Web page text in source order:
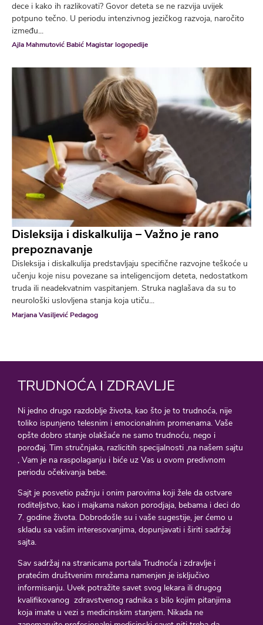
dece i kako ih razlikovati? Govor deteta se ne razvija uvijek
potpuno tečno. U periodu intenzivnog jezičkog razvoja, naročito
između...
Ajla Mahmutović Babić Magistar logopedije
Disleksija i diskalkulija – Važno je rano
prepoznavanje
Disleksija i diskalkulija predstavljaju specifične razvojne teškoće u
učenju koje nisu povezane sa inteligencijom deteta, nedostatkom
truda ili neadekvatnim vaspitanjem. Struka naglašava da su to
neurološki uslovljena stanja koja utiču...
Marjana Vasiljević Pedagog
TRUDNOĆA I ZDRAVLJE
Ni jedno drugo razdoblje života, kao što je to trudnoća, nije
toliko ispunjeno telesnim i emocionalnim promenama. Vaše
opšte dobro stanje olakšaće ne samo trudnoću, nego i
porođaj. Tim stručnjaka, razlicitih specijalnosti ,na našem sajtu
, Vam je na raspolaganju i biće uz Vas u ovom predivnom
periodu očekivanja bebe.
Sajt je posvetio pažnju i onim parovima koji žele da ostvare
roditeljstvo, kao i majkama nakon porodjaja, bebama i deci do
7. godine života. Dobrodošle su i vaše sugestije, jer ćemo u
skladu sa vašim interesovanjima, dopunjavati i širiti sadržaj
sajta.
Sav sadržaj na stranicama portala Trudnoća i zdravlje i
pratećim društvenim mrežama namenjen je isključivo
informisanju. Uvek potražite savet svog lekara ili drugog
kvalifikovanog zdravstvenog radnika s bilo kojim pitanjima
koja imate u vezi s medicinskim stanjem. Nikada ne